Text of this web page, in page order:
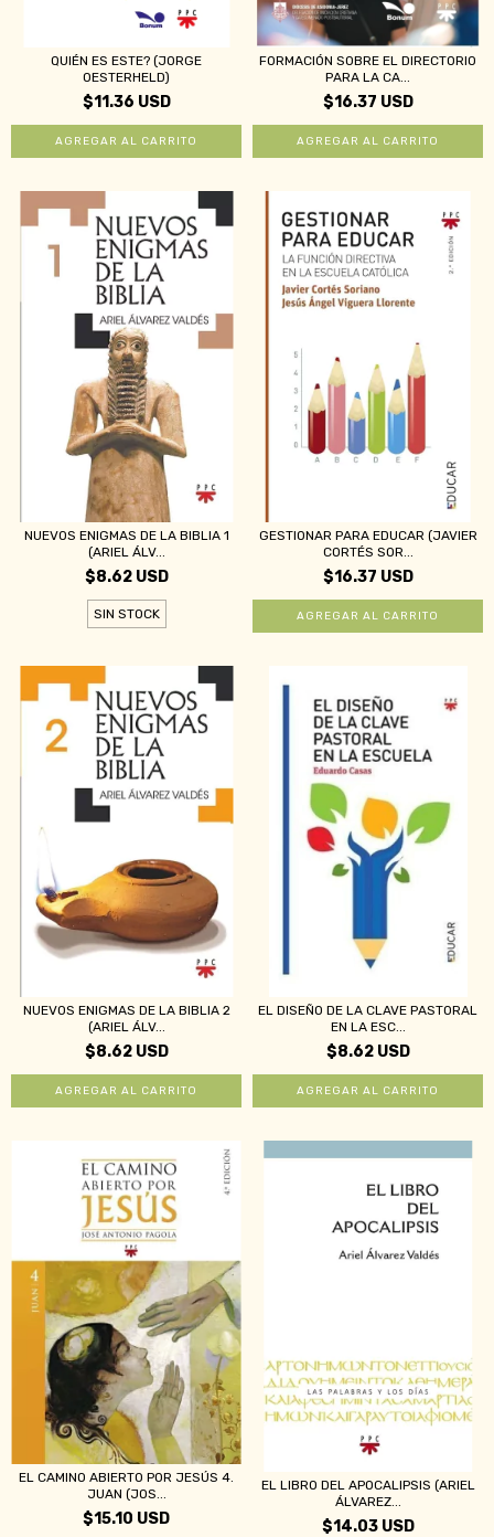
QUIÉN ES ESTE? (JORGE
OESTERHELD)
$11.36 USD
FORMACIÓN SOBRE EL DIRECTORIO
PARA LA CA...
$16.37 USD
NUEVOS ENIGMAS DE LA BIBLIA 1
(ARIEL ÁLV...
$8.62 USD
SIN STOCK
GESTIONAR PARA EDUCAR (JAVIER
CORTÉS SOR...
$16.37 USD
NUEVOS ENIGMAS DE LA BIBLIA 2
(ARIEL ÁLV...
$8.62 USD
EL DISEÑO DE LA CLAVE PASTORAL
EN LA ESC...
$8.62 USD
EL CAMINO ABIERTO POR JESÚS 4.
JUAN (JOS...
$15.10 USD
EL LIBRO DEL APOCALIPSIS (ARIEL
ÁLVAREZ...
$14.03 USD